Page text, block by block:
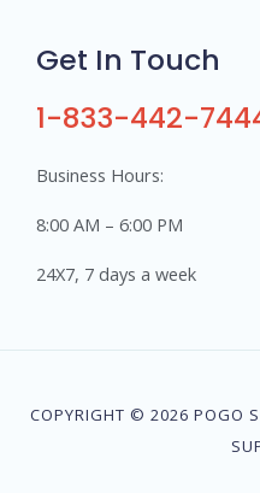
Get In Touch
1-833-442-
Business Hours:
8:00 AM – 6:00 PM
24X7, 7 days a week
COPYRIGHT © 2026 POGO